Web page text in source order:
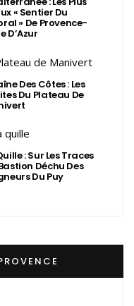
« Sentier Du
» De Provence-
D’Azur
Des Côtes : Les
Du Plateau De
: Sur Les Traces
Déchu Des
Du Puy